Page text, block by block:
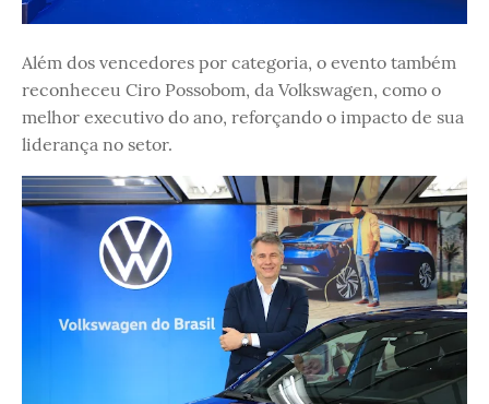
Além dos vencedores por categoria, o evento também
reconheceu Ciro Possobom, da Volkswagen, como o
melhor executivo do ano, reforçando o impacto de sua
liderança no setor.